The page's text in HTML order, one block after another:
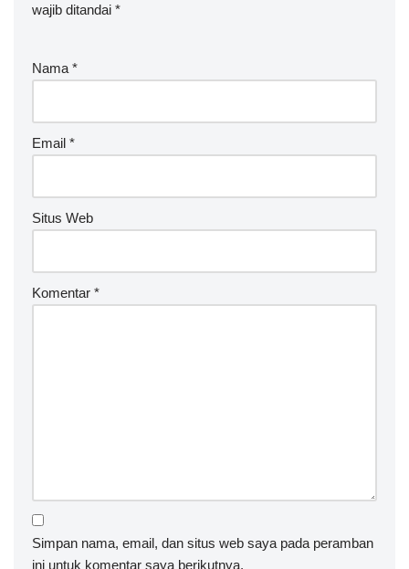
wajib ditandai *
Nama *
Email *
Situs Web
Komentar *
Simpan nama, email, dan situs web saya pada peramban
ini untuk komentar saya berikutnya.